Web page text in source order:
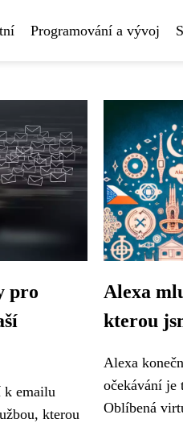
Programování a vývoj
pro
k emailu
kterou
Alexa
kterou
Alexa
očekávání je
Oblíbená